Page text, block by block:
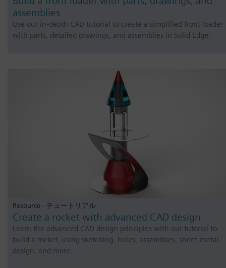
assemblies
Use our in-depth CAD tutorial to create a simplified front loader
with parts, detailed drawings, and assemblies in Solid Edge.
Resource - チュートリアル
Create a rocket with advanced CAD design
Learn the advanced CAD design principles with our tutorial to
build a rocket, using sketching, holes, assemblies, sheet-metal
design, and more.